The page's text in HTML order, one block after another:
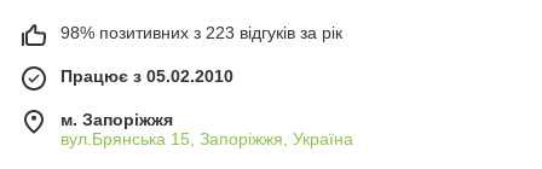
98% позитивних з 223 відгуків за рік
Працює з 05.02.2010
м. Запоріжжя
вул.Брянська 15, Запоріжжя, Україна